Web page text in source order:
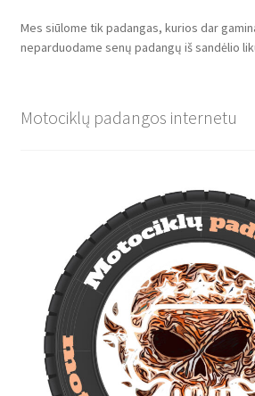
Mes siūlome tik padangas, kurios dar
neparduodame senų padangų iš sandėlio
Motociklų padangos internetu